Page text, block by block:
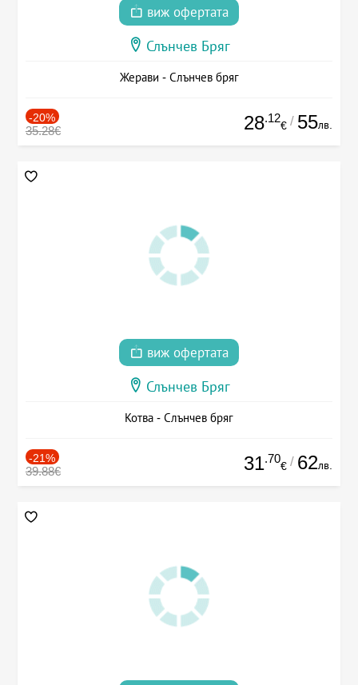
виж офертата
Слънчев Бряг
Жерави - Слънчев бряг
-20%
35.28€ 28.12
€ / 55лв.
виж офертата
Слънчев Бряг
Котва - Слънчев бряг
-21%
39.88€ 31.70
€ / 62лв.